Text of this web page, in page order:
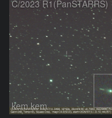
C/2023 R1(PanSTARRS)
kem.kem